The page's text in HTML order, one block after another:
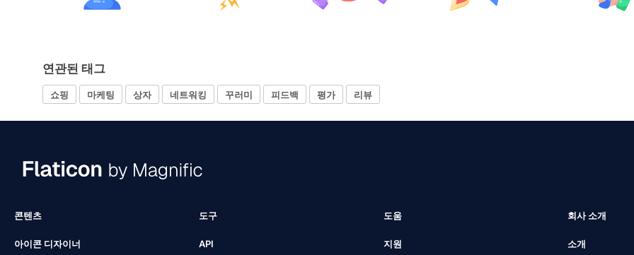
연관된 태그
쇼핑 마케팅 상자 네트워킹 꾸러미 피드백 평가 리뷰
콘텐츠
아이콘 디자이너
도구
API
도움
지원
회사 소개
소개